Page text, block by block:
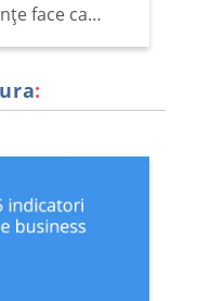
face ca
pe podiumul
și de
: